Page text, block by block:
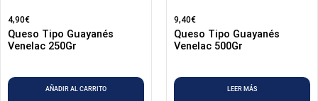
4,90€
Queso Tipo Guayanés
Venelac 250Gr
AÑADIR AL CARRITO
9,40€
Queso Tipo Guayanés
Venelac 500Gr
LEER MÁS